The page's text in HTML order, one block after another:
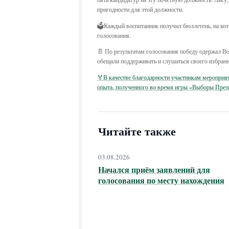
пригодности для этой должности.
🗳Каждый воспитанник получил бюллетень, на
голосования.
📄 По результатам голосования победу одержал
обещали поддерживать и слушаться своего
🏅В качестве благодарности участникам
опыта, полученного во время игры «Выборы
Читайте также
03.08.2026
Начался приём заявлений для
голосования по месту нахождения